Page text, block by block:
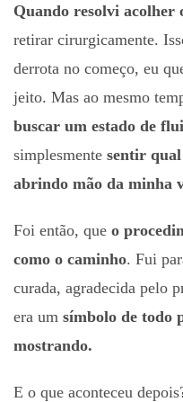
Quando resolvi acolher
retirar cirurgicamente.
derrota no começo, eu
jeito. Mas ao mesmo
buscar um estado de
simplesmente sentir
abrindo mão da minha
Foi então, que o
como o caminho. Fui
curada, agradecida pelo
era um símbolo de todo
mostrando.
E o que aconteceu